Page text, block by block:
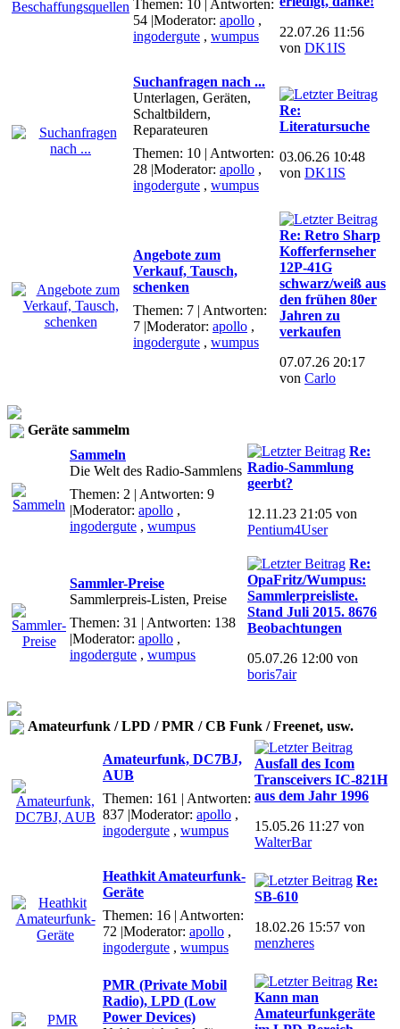
Themen: 10 | Antworten:
54 |Moderator: apollo ,
ingodergute , wumpus
22.07.26 11:56
von DK1IS
Suchanfragen nach ...
Unterlagen, Geräten,
Schaltbildern,
Reparateuren
Themen: 10 | Antworten:
28 |Moderator: apollo ,
ingodergute , wumpus
Re:
Literatursuche
03.06.26 10:48
von DK1IS
Angebote zum
Verkauf, Tausch,
schenken
Themen: 7 | Antworten:
7 |Moderator: apollo ,
ingodergute , wumpus
Re: Retro Sharp
Kofferfernseher
12P-41G
schwarz/weiß aus
den frühen 80er
Jahren zu
verkaufen
07.07.26 20:17
von Carlo
Geräte sammelm
Sammeln
Die Welt des Radio-Sammlens
Themen: 2 | Antworten: 9
|Moderator: apollo ,
ingodergute , wumpus
Re:
Radio-Sammlung
geerbt?
12.11.23 21:05 von
Pentium4User
Sammler-Preise
Sammlerpreis-Listen, Preise
Themen: 31 | Antworten: 138
|Moderator: apollo ,
ingodergute , wumpus
Re:
OpaFritz/Wumpus:
Sammlerpreisliste.
Stand Juli 2015. 8676
Beobachtungen
05.07.26 12:00 von
boris7air
Amateurfunk / LPD / PMR / CB Funk / Freenet, usw.
Amateurfunk, DC7BJ,
AUB
Themen: 161 | Antworten:
837 |Moderator: apollo ,
ingodergute , wumpus
Ausfall des Icom
Transceivers IC-821H
aus dem Jahr 1996
15.05.26 11:27 von
WalterBar
Heathkit Amateurfunk-
Geräte
Themen: 16 | Antworten:
72 |Moderator: apollo ,
ingodergute , wumpus
Re:
SB-610
18.02.26 15:57 von
menzheres
PMR (Private Mobil
Radio), LPD (Low
Power Devices)
Re:
Kann man
Amateurfunkgeräte